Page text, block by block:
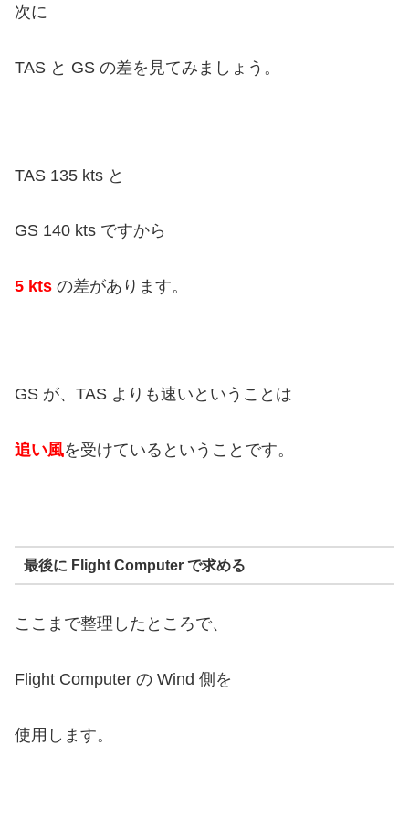
次に
TAS と GS の差を見てみましょう。
TAS 135 kts と
GS 140 kts ですから
5 kts の差があります。
GS が、TAS よりも速いということは
追い風を受けているということです。
最後に Flight Computer で求める
ここまで整理したところで、
Flight Computer の Wind 側を
使用します。